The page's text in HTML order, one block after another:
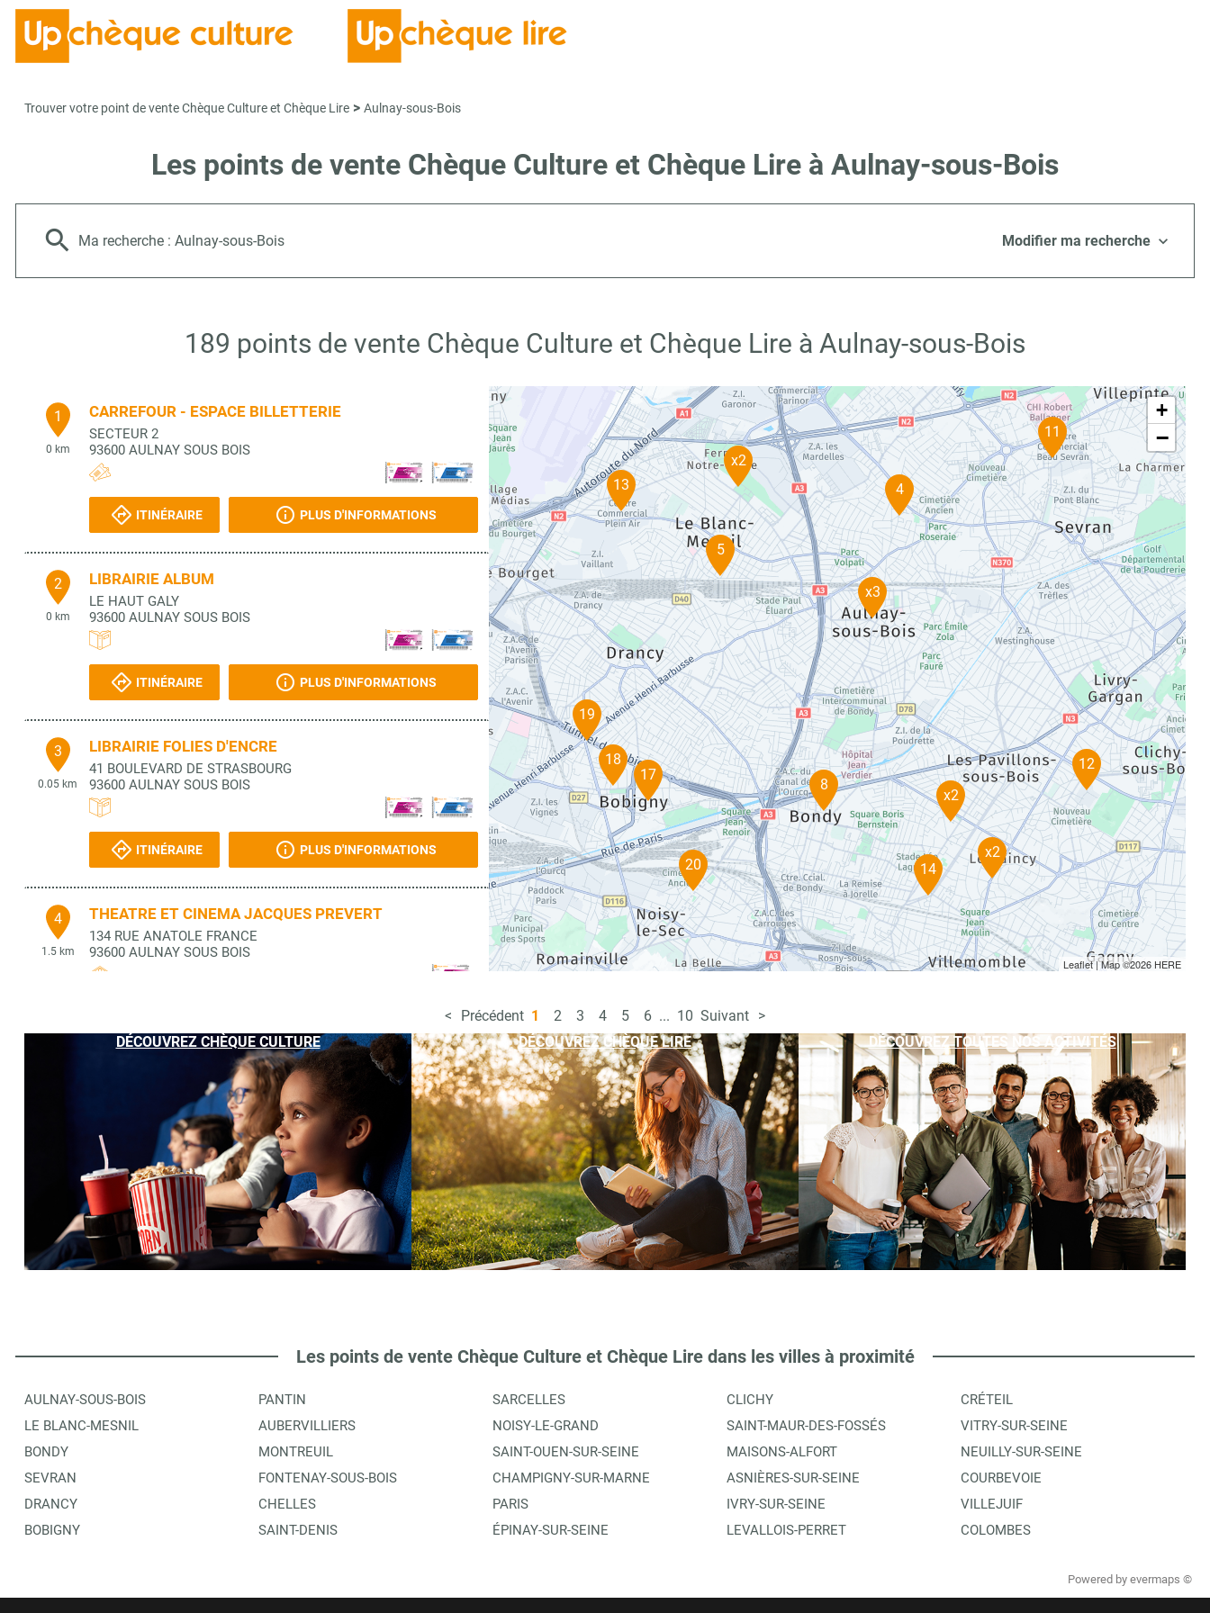
Trouver votre point de vente Chèque Culture et Chèque Lire > Aulnay-sous-Bois
Les points de vente Chèque Culture et Chèque Lire à Aulnay-sous-Bois
Ma recherche : Aulnay-sous-Bois Modifier ma recherche
189 points de vente Chèque Culture et Chèque Lire à Aulnay-sous-Bois
1
0 km
CARREFOUR - ESPACE BILLETTERIE
SECTEUR 2
93600 AULNAY SOUS BOIS
ITINÉRAIRE PLUS D'INFORMATIONS
2
0 km
LIBRAIRIE ALBUM
LE HAUT GALY
93600 AULNAY SOUS BOIS
ITINÉRAIRE PLUS D'INFORMATIONS
3
0.05 km
LIBRAIRIE FOLIES D'ENCRE
41 BOULEVARD DE STRASBOURG
93600 AULNAY SOUS BOIS
ITINÉRAIRE PLUS D'INFORMATIONS
4
1.5 km
THEATRE ET CINEMA JACQUES PREVERT
134 RUE ANATOLE FRANCE
93600 AULNAY SOUS BOIS
C.C. LE HAUT DE GALY
AULNAY SOUS BOIS
ITINÉRAIRE PLUS D'INFORMATIONS
6 FORUM CULTUREL ASS.
1-5 PLACE DE LA LIBERATION
PLUS D'INFORMATIONS
7
2.64 km
PRODUCENE BM
20
19
18
17
12
11
8
14
x2
x2
13
5
x2
4
x3
+
−
Leaflet| Map ©2026HERE
Précédent 1 2 3 4 5 6 ... 10 Suivant
DÉCOUVREZ CHÈQUE CULTURE
DÉCOUVREZ CHÈQUE LIRE DÉCOUVREZ TOUTES NOS ACTIVITÉS
Les points de vente Chèque Culture et Chèque Lire dans les villes à proximité
AULNAY-SOUS-BOIS
LE BLANC-MESNIL
BONDY
SEVRAN
DRANCY
BOBIGNY
PANTIN
AUBERVILLIERS
MONTREUIL
FONTENAY-SOUS-BOIS
CHELLES
SAINT-DENIS
SARCELLES
NOISY-LE-GRAND
SAINT-OUEN-SUR-SEINE
CHAMPIGNY-SUR-MARNE
PARIS
ÉPINAY-SUR-SEINE
CLICHY
SAINT-MAUR-DES-FOSSÉS
MAISONS-ALFORT
ASNIÈRES-SUR-SEINE
IVRY-SUR-SEINE
LEVALLOIS-PERRET
CRÉTEIL
VITRY-SUR-SEINE
NEUILLY-SUR-SEINE
COURBEVOIE
VILLEJUIF
COLOMBES
Powered by evermaps ©